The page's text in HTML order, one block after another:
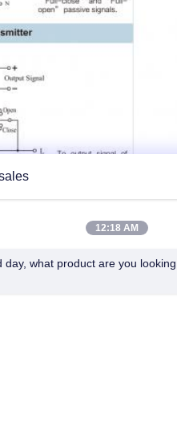
12:18 AM
day, what product are you looking